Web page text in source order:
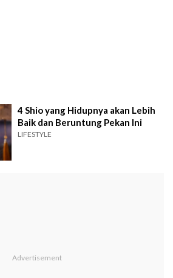
4 Shio yang Hidupnya akan Lebih
Baik dan Beruntung Pekan Ini
LIFESTYLE